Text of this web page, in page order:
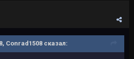
Conrad1508 сказал: